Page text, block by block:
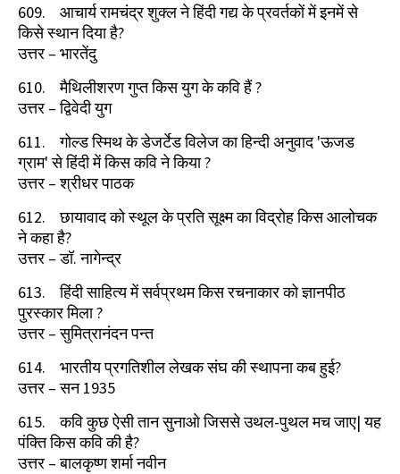
609.
आचार्य रामचंद्र शुक्ल ने हिंदी गद्य के प्रवर्तकों में इनमें से
किसे स्थान दिया है?
उत्तर – भारतेंदु
610.
मैथिलीशरण गुप्त किस युग के कवि हैं?
उत्तर –द्विवेदी युग
611.
गोल्ड स्मिथ के डेजर्टेड विलेज का हिन्दी अनुवाद'ऊजड
ग्राम'से हिंदी में किस कवि ने किया?
उत्तर –श्रीधर पाठक
612.
छायावाद को स्थूल के प्रति सूक्ष्म का विद्रोह किस आलोचक
ने कहा है?
उत्तर –डॉ. नागेन्द्र
613.
हिंदी साहित्य में सर्वप्रथम किस रचनाकार को ज्ञानपीठ
पुरस्कार मिला?
उत्तर –सुमित्रानंदन पन्त
614.
भारतीय प्रगतिशील लेखक संघ की स्थापना कब हुई?
उत्तर –सन1935
615.
कवि कुछ ऐसी तान सुनाओ जिससे उथल-पुथल मच जाए|यह
पंक्ति किस कवि की है?
उत्तर –बालकृष्ण शर्मा नवीन